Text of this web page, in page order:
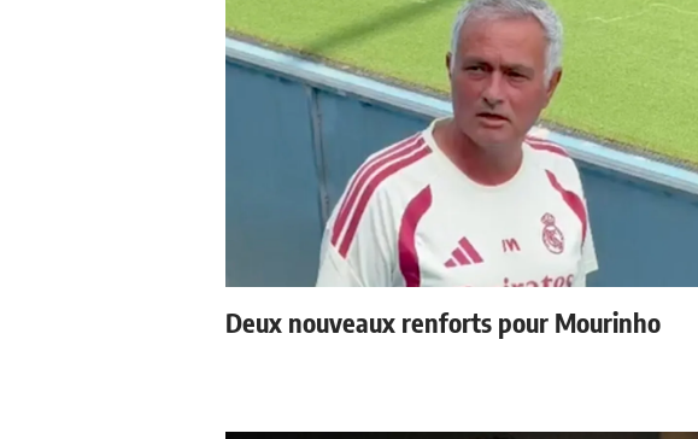
Deux nouveaux renforts pour Mourinho